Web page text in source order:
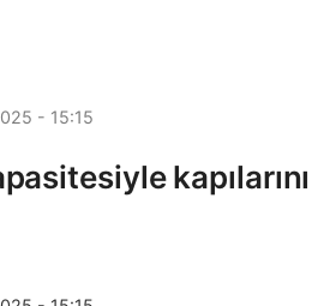
- 15:15
kapılarını